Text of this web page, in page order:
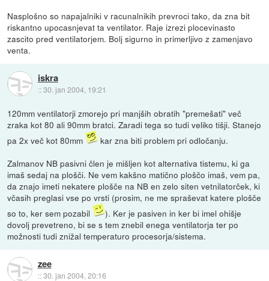
Nasplošno so napajalniki v racunalnikih prevroci tako, da zna bit
riskantno upocasnjevat ta ventilator. Raje izrezi plocevinasto
zascito pred ventilatorjem. Bolj sigurno in primerljivo z zamenjavo
venta.
iskra
::30. jan 2004, 19:21
120mm ventilatorji zmorejo pri manjših obratih "premešati" več
zraka kot 80 ali 90mm bratci. Zaradi tega so tudi veliko tišji. Stanejo
pa 2x več kot 80mm
kar zna biti problem pri odločanju.
Zalmanov NB pasivni člen je mišljen kot alternativa tistemu, ki ga
imaš sedaj na plošči. Ne vem kakšno matično ploščo imaš, vem pa,
da znajo imeti nekatere plošče na NB en zelo siten vetnilatorček, ki
včasih preglasi vse po vrsti (prosim, ne me spraševat katere plošče
so to, ker sem pozabil
). Ker je pasiven in ker bi imel ohišje
dovolj prevetreno, bi se s tem znebil enega ventilatorja ter po
možnosti tudi znižal temperaturo procesorja/sistema.
zee
::30. jan 2004, 20:16